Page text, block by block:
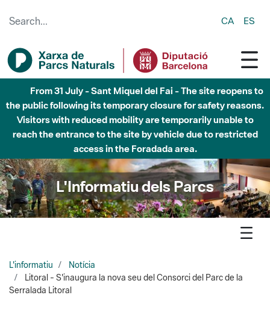
CA ES
From 31 July - Sant Miquel del Fai - The site reopens to
the public following its temporary closure for safety reasons.
Visitors with reduced mobility are temporarily unable to
reach the entrance to the site by vehicle due to restricted
access in the Foradada area.
L'Informatiu dels Parcs
L'informatiu
Notícia
Litoral - S'inaugura la nova seu del Consorci del Parc de la
Serralada Litoral